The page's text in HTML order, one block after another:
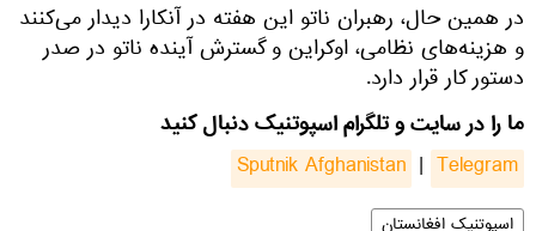
در همین حال، رهبران ناتو این هفته در آنکارا دیدار می‌کنند
و هزینه‌های نظامی، اوکراین و گسترش آینده ناتو در صدر
دستور کار قرار دارد.
ما را در سایت و تلگرام اسپوتنیک دنبال کنید
Sputnik Afghanistan | Telegram